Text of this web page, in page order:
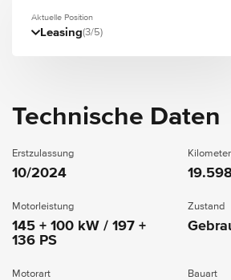
Aktuelle Position
Leasing(3/5)
Technische Daten
Erstzulassung
10/2024
Motorleistung
145 + 100 kW / 197 +
136 PS
Zustand
Motorart Bauart